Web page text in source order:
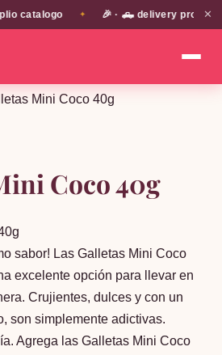
catalogo 🎉 · 🛻 delivery propio en
✕
Mini Coco 40g
Coco 40g
sabor! Las Galletas Mini Coco
excelente opción para llevar en
Crujientes, dulces y con un
son simplemente adictivas.
Agrega las Galletas Mini Coco